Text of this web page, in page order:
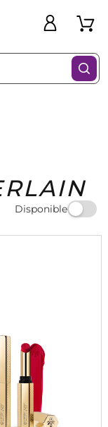
Bons
Plans
Disponible
Filtres